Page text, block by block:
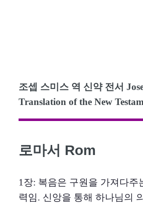
조셉 스미스 역 신약 전서
Translation of the New
로마서 Rom
1장: 복음은 구원을 가져다주
력임. 신앙을 통해 하나님의